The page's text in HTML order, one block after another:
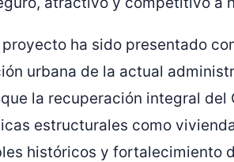
ha sido presentado
urbana de la actual
la recuperación integral
estructurales como
históricos y fortalecimiento